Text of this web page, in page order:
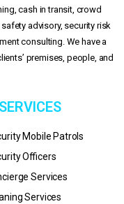
cash in transit, crowd
advisory, security risk
consulting. We have a
premises, people, and
Mobile Patrols
Officers
Services
Services